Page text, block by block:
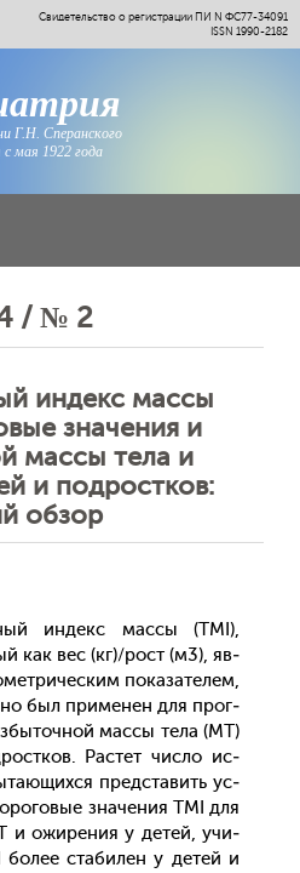
Свидетельство о регистрации ПИ N ФС77-34091
ISSN 1990-2182
Г.Н. Сперанского
с мая 1922 года
/ № 2
индекс массы
значения и
массы тела и
и подростков:
обзор
ин­декс мас­сы (ТМI),
как вес (кг)/рост (м3), яв­
по­каза­телем,
был при­менен для прог­
мас­сы те­ла (МТ)
Рас­тет чис­ло ис­
пред­ста­вить ус­
зна­чения TMI для
и ожи­рения у де­тей, учи­
бо­лее ста­билен у де­тей и